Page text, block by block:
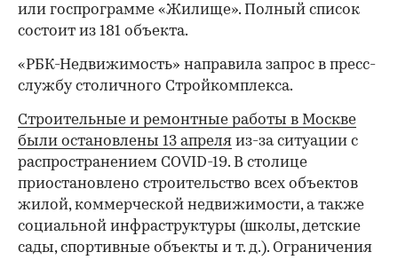
или госпрограмме «Жилище». Полный список
состоит из 181 объекта.
«РБК-Недвижимость» направила запрос в пресс-
службу столичного Стройкомплекса.
Строительные и ремонтные работы в Москве
были остановлены 13 апреля из-за ситуации с
распространением COVID-19. В столице
приостановлено строительство всех объектов
жилой, коммерческой недвижимости, а также
социальной инфраструктуры (школы, детские
сады, спортивные объекты и т. д.). Ограничения